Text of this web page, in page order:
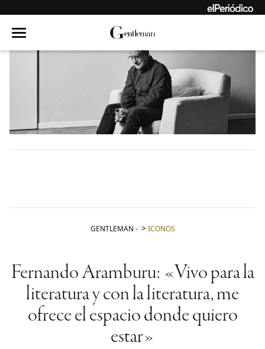
GENTLEMAN - ICONOS
Fernando Aramburu: «Vivo para la
literatura y con la literatura, me
ofrece el espacio donde quiero
estar»